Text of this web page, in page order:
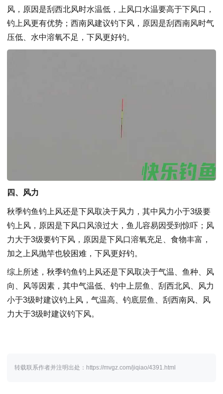
风，原因是刮西北风时水温低，上风口水温要高于下风口，
钓上风更有优势；西南风建议钓下风，原因是刮西南风时气
压低、水中溶氧不足，下风更好钓。
四、风力
秋季钓鱼钓上风还是下风取决于风力，其中风力小于3级要
钓上风，原因是下风口风浪过大，鱼儿容易因受到惊吓；风
力大于3级要钓下风，原因是下风口溶氧充足、食物丰富，
加之上风抛竿也较困难，下风更好钓。
综上所述，秋季钓鱼钓上风还是下风取决于气温、鱼种、风
向、风等因素，其中气温低、钓中上层鱼、刮西北风、风力
小于3级时建议钓上风，气温高、钓底层鱼、刮西南风、风
力大于3级时建议钓下风。
转载联系作者并注明出处：https://mvgz.com/jiqiao/4391.html